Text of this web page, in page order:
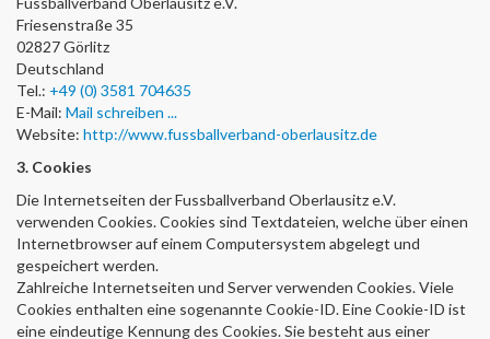
Friesenstraße 35
02827Görlitz
Deutschland
Tel.: +49 (0) 3581 704635
E-Mail: Mail schreiben ...
Website: http://www.fussballverband-oberlausitz.de
3. Cookies
Die Internetseiten derFussballverband Oberlausitz e.V.
verwenden Cookies. Cookies sind Textdateien, welche über einen
Internetbrowser auf einem Computersystem abgelegt und
gespeichert werden.
Zahlreiche Internetseiten und Server verwenden Cookies. Viele
Cookies enthalten eine sogenannte Cookie-ID. Eine Cookie-ID ist
eine eindeutige Kennung des Cookies. Sie besteht aus einer